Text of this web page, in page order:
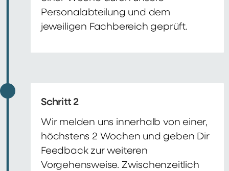
Personalabteilung und dem
jeweiligen Fachbereich geprüft.
Schritt 2
Wir melden uns innerhalb von einer,
höchstens 2 Wochen und geben Dir
Feedback zur weiteren
Vorgehensweise. Zwischenzeitlich